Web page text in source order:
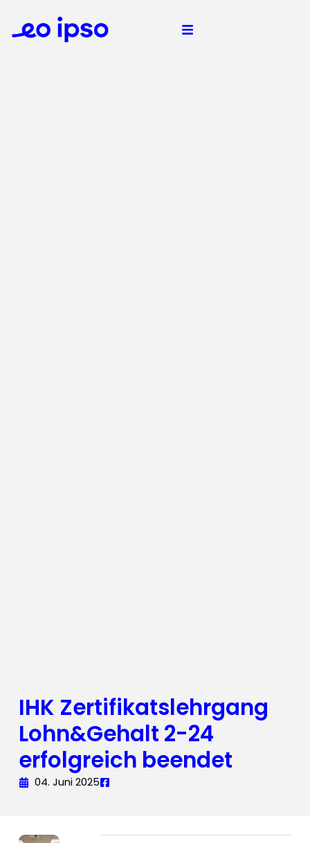
IHK Zertifikatslehrgang
Lohn&Gehalt 2-24
erfolgreich beendet
04. Juni 2025